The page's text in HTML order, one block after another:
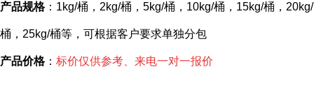
产品规格： 1kg/桶，2kg/桶，5kg/桶，10kg/桶，15kg/桶，20kg/
桶，25kg/桶等，可根据客户要求单独分包
产品价格： 标价仅供参考、来电一对一报价